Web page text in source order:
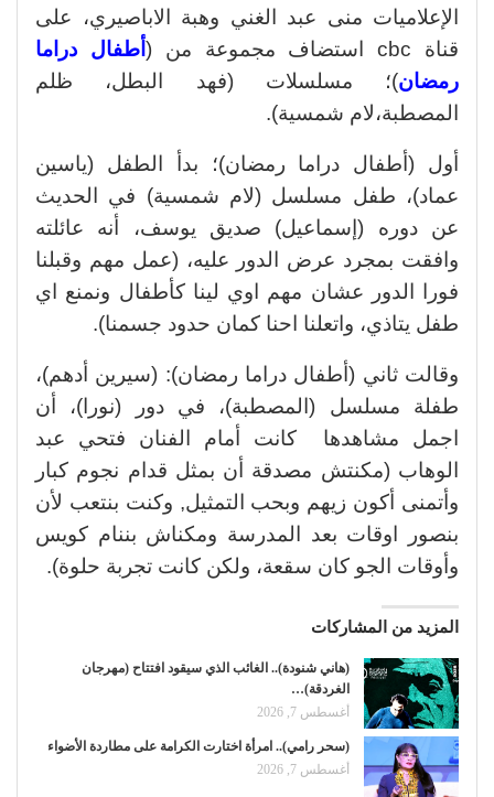
الإعلاميات منى عبد الغني وهبة الاباصيري، على
قناة cbc استضاف مجموعة من (
أطفال دراما
رمضان)؛ مسلسلات (فهد البطل، ظلم
المصطبة،لام شمسية).
أول (أطفال دراما رمضان)؛ بدأ الطفل (ياسين
عماد)، طفل مسلسل (لام شمسية) في الحديث
عن دوره (إسماعيل) صديق يوسف، أنه عائلته
وافقت بمجرد عرض الدور عليه، (عمل مهم وقبلنا
فورا الدور عشان مهم اوي لينا كأطفال ونمنع اي
طفل يتاذي، واتعلنا احنا كمان حدود جسمنا).
وقالت ثاني (أطفال دراما رمضان): (سيرين أدهم)،
طفلة مسلسل (المصطبة)، في دور (نورا)، أن
اجمل مشاهدها كانت أمام الفنان فتحي عبد
الوهاب (مكنتش مصدقة أن بمثل قدام نجوم كبار
وأتمنى أكون زيهم وبحب التمثيل, وكنت بنتعب لأن
بنصور اوقات بعد المدرسة ومكناش بننام كويس
وأوقات الجو كان سقعة، ولكن كانت تجربة حلوة).
المزيد من المشاركات
(هاني شنودة).. الغائب الذي سيقود افتتاح (مهرجان
الغردقة)…
أغسطس 7, 2026
(سحر رامي).. امرأة اختارت الكرامة على مطاردة الأضواء
أغسطس 7, 2026